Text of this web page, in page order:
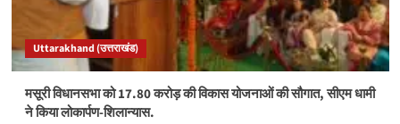
Uttarakhand (उत्तराखंड)
मसूरी विधानसभा को 17.80 करोड़ की विकास योजनाओं की सौगात, सीएम धामी
ने किया लोकार्पण-शिलान्यास.